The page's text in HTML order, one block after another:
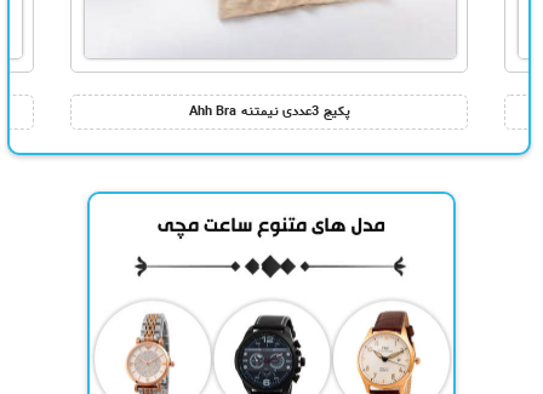
پکیج 3عددی نیمتنه Ahh Bra